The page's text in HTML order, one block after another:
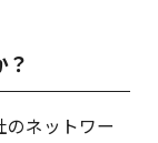
のネットワー